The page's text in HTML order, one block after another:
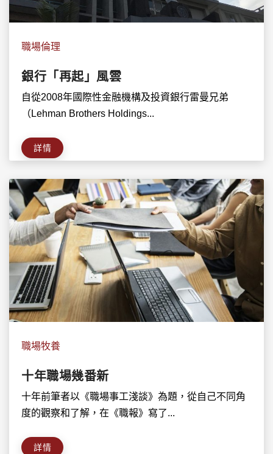
職場倫理
銀行「再起」風雲
自從2008年國際性金融機構及投資銀行雷曼兄弟
（Lehman Brothers Holdings...
詳情
職場牧養
十年職場幾番新
十年前筆者以《職場事工淺談》為題，從自己不同角
度的觀察和了解，在《職報》寫了...
詳情